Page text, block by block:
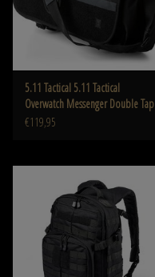
5.11 Tactical 5.11 Tactical
Overwatch Messenger Double Tap
€119,95